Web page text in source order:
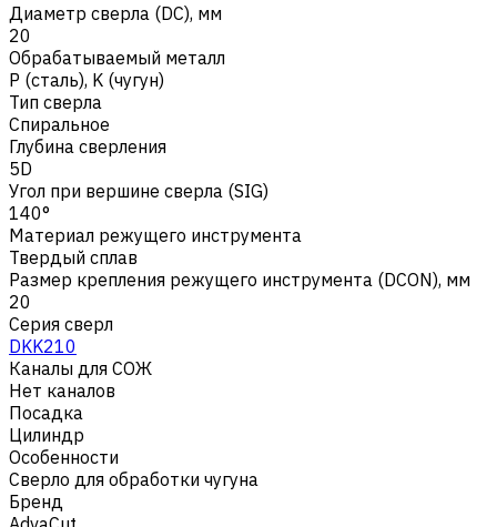
Диаметр сверла (DC), мм
20
Обрабатываемый металл
Р (сталь), K (чугун)
Тип сверла
Спиральное
Глубина сверления
5D
Угол при вершине сверла (SIG)
140°
Материал режущего инструмента
Твердый сплав
Размер крепления режущего инструмента (DCON), мм
20
Серия сверл
DKK210
Каналы для СОЖ
Нет каналов
Посадка
Цилиндр
Особенности
Сверло для обработки чугуна
Бренд